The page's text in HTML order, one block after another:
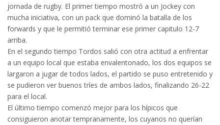
jornada de rugby. El primer tiempo mostró a un Jockey con
mucha iniciativa, con un pack que dominó la batalla de los
forwards y que le permitió terminar ese primer capitulo 12-7
arriba.
En el segundo tiempo Tordos salió con otra actitud a enfrentar
a un equipo local que estaba envalentonado, los dos equipos se
largaron a jugar de todos lados, el partido se puso entretenido y
se pudieron ver buenos tríes de ambos lados, finalizando 26-22
para el local.
El último tiempo comenzó mejor para los hípicos que
consiguieron anotar tempranamente, los cuyanos no querían